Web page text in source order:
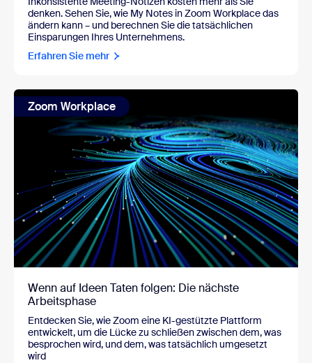
denken. Sehen Sie, wie My Notes in Zoom Workplace das
ändern kann – und berechnen Sie die tatsächlichen
Einsparungen Ihres Unternehmens.
Erfahren Sie mehr
Zoom Workplace
Wenn auf Ideen Taten folgen: Die nächste
Arbeitsphase
Entdecken Sie, wie Zoom eine KI-gestützte Plattform
entwickelt, um die Lücke zu schließen zwischen dem, was
besprochen wird, und dem, was tatsächlich umgesetzt
wird